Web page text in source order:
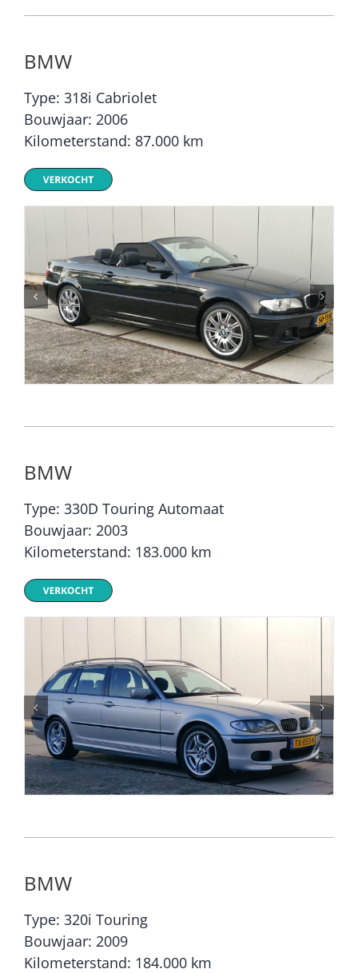
BMW
Type: 318i Cabriolet
Bouwjaar: 2006
Kilometerstand: 87.000 km
BMW
Type: 330D Touring Automaat
Bouwjaar: 2003
Kilometerstand: 183.000 km
BMW
Type: 320i Touring
Bouwjaar: 2009
Kilometerstand: 184.000 km